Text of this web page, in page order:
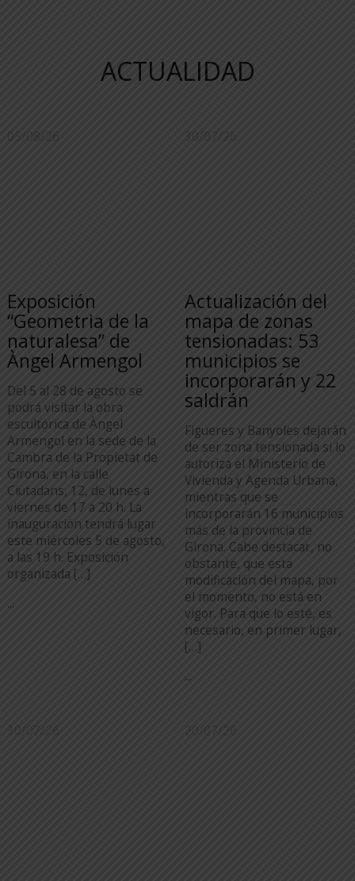
ACTUALIDAD
05/08/26
Exposición
“Geometria de la
naturalesa” de
Àngel Armengol
Del 5 al 28 de agosto se
podrá visitar la obra
escultórica de Àngel
Armengol en la sede de la
Cambra de la Propietat de
Girona, en la calle
Ciutadans, 12, de lunes a
viernes de 17 a 20 h. La
inauguración tendrá lugar
este miércoles 5 de agosto,
a las 19 h. Exposición
organizada […]
...
30/07/26
Actualización del
mapa de zonas
tensionadas: 53
municipios se
incorporarán y 22
saldrán
Figueres y Banyoles dejarán
de ser zona tensionada si lo
autoriza el Ministerio de
Vivienda y Agenda Urbana,
mientras que se
incorporarán 16 municipios
más de la provincia de
Girona. Cabe destacar, no
obstante, que esta
modificación del mapa, por
el momento, no está en
vigor. Para que lo esté, es
necesario, en primer lugar,
[…]
...
30/07/26 20/07/26